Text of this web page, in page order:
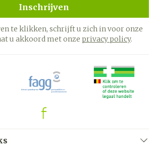
Inschrijven
te klikken, schrijft u zich in voor onze
u akkoord met onze privacy policy.